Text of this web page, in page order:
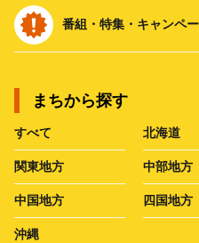
番組・特集・キャンペ
まちから探す
すべて 北海道
関東地方 中部地方
中国地方 四国地方
沖縄